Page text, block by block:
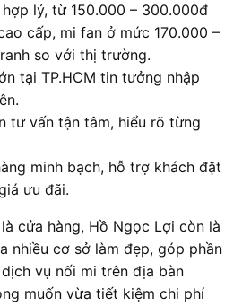
lý, từ 150.000 – 300.000đ
cấp, mi fan ở mức 170.000 –
so với thị trường.
tại TP.HCM tin tưởng nhập
tư vấn tận tâm, hiểu rõ từng
minh bạch, hỗ trợ khách đặt
ưu đãi.
cửa hàng, Hồ Ngọc Lợi còn là
nhiều cơ sở làm đẹp, góp phần
vụ nối mi trên địa bàn
muốn vừa tiết kiệm chi phí